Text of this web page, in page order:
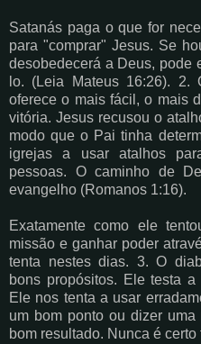
Satanás paga o que for
para "comprar" Jesus. Se
desobedecerá a Deus, pode
lo. (Leia Mateus 16:26). 2.
oferece o mais fácil, o mais
vitória. Jesus recusou o
modo que o Pai tinha
igrejas a usar atalhos
pessoas. O caminho de
evangelho (Romanos 1:16).
Exatamente como ele
missão e ganhar poder
tenta nestes dias. 3. O
bons propósitos. Ele testa
Ele nos tenta a usar
um bom ponto ou dizer
bom resultado. Nunca é